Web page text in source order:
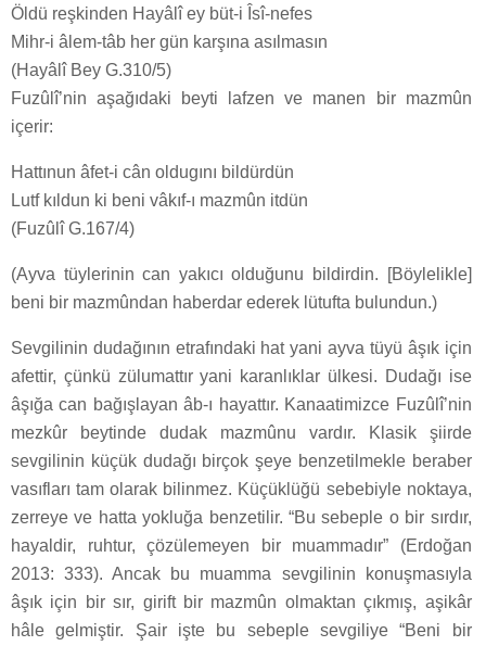
Öldü reşkinden Hayâlî ey büt-i Îsî-nefes
Mihr-i âlem-tâb her gün karşına asılmasın
(Hayâlî Bey G.310/5)
Fuzûlî’nin aşağıdaki beyti lafzen ve manen bir mazmûn
içerir:
Hattınun âfet-i cân oldugını bildürdün
Lutf kıldun ki beni vâkıf-ı mazmûn itdün
(Fuzûlî G.167/4)
(Ayva tüylerinin can yakıcı olduğunu bildirdin. [Böylelikle]
beni bir mazmûndan haberdar ederek lütufta bulundun.)
Sevgilinin dudağının etrafındaki hat yani ayva tüyü âşık için
afettir, çünkü zülumattır yani karanlıklar ülkesi. Dudağı ise
âşığa can bağışlayan âb-ı hayattır. Kanaatimizce Fuzûlî’nin
mezkûr beytinde dudak mazmûnu vardır. Klasik şiirde
sevgilinin küçük dudağı birçok şeye benzetilmekle beraber
vasıfları tam olarak bilinmez. Küçüklüğü sebebiyle noktaya,
zerreye ve hatta yokluğa benzetilir. “Bu sebeple o bir sırdır,
hayaldir, ruhtur, çözülemeyen bir muammadır” (Erdoğan
2013: 333). Ancak bu muamma sevgilinin konuşmasıyla
âşık için bir sır, girift bir mazmûn olmaktan çıkmış, aşikâr
hâle gelmiştir. Şair işte bu sebeple sevgiliye “Beni bir